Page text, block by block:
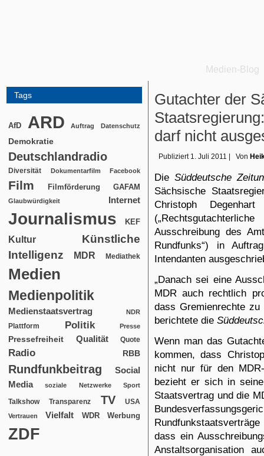
Medien-Blog
Tags
AfD ARD Auftrag Datenschutz
Demokratie
Deutschlandradio
Diversität Dokumentarfilm Facebook
Film Filmförderung GAFAM
Glaubwürdigkeit Internet
Journalismus KEF
Kultur
Künstliche
Intelligenz
MDR Mediathek
Medien
Medienpolitik
Medienstaatsvertrag NDR
Plattform Politik Presse
Pressefreiheit Qualität Quote
Radio RBB
Rundfunkbeitrag
Social
Media
soziale Netzwerke Sport
Talkshow Transparenz TV USA
Vertrauen Vielfalt WDR Werbung
ZDF
Gutachter der
darf nicht
Publiziert 1. Juli 2011 Von
Die Süddeutsche
Sächsische
Christoph Degenhart
Ausschreibung des
Rundfunks“) in
Intendanten
„Danach sei eine
MDR auch rechtlich
dass Gremienrechte zu
berichtete die
Wenn man das
kommen, dass
nicht nur für den
bezieht er sich in
Staatsvertrag und die
dass ein
Anstaltsorganisation